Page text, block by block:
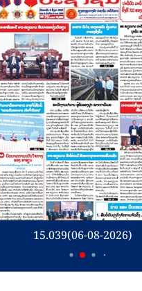
15.039(06-08-2026)